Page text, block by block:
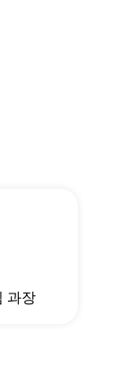
과장